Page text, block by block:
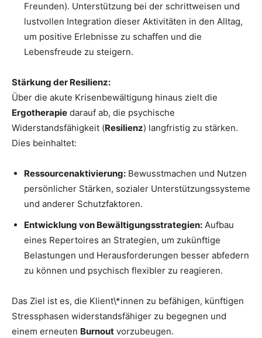
Freunden). Unterstützung bei der schrittweisen und
lustvollen Integration dieser Aktivitäten in den Alltag,
um positive Erlebnisse zu schaffen und die
Lebensfreude zu steigern.
Stärkung der Resilienz:
Über die akute Krisenbewältigung hinaus zielt die
Ergotherapie darauf ab, die psychische
Widerstandsfähigkeit (Resilienz) langfristig zu stärken.
Dies beinhaltet:
Ressourcenaktivierung: Bewusstmachen und Nutzen
persönlicher Stärken, sozialer Unterstützungssysteme
und anderer Schutzfaktoren.
Entwicklung von Bewältigungsstrategien: Aufbau
eines Repertoires an Strategien, um zukünftige
Belastungen und Herausforderungen besser abfedern
zu können und psychisch flexibler zu reagieren.
Das Ziel ist es, die Klient\*innen zu befähigen, künftigen
Stressphasen widerstandsfähiger zu begegnen und
einem erneuten Burnout vorzubeugen.